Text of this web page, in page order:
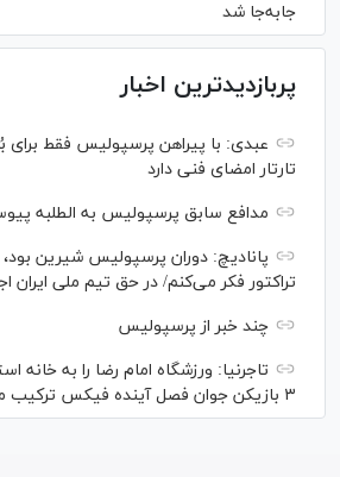
جابه‌جا شد
پربازدیدترین اخبار
عبدی: با پیراهن پرسپولیس فقط برای
تارتار امضای فنی دارد
مدافع سابق پرسپولیس به الطلبه
پانادیچ: دوران پرسپولیس شیرین بود،
تراکتور فکر می‌کنم/ در حق تیم ملی ایران
چند خبر از پرسپولیس
تاجرنیا: ورزشگاه امام رضا را به خانه
۳ بازیکن جوان فصل آینده فیکس ترکیب می‌شوند